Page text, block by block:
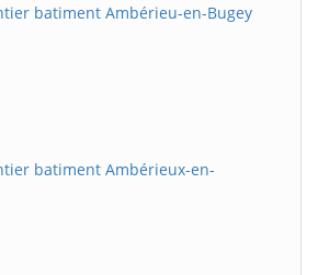
batiment Ambérieu-en-Bugey
batiment Ambérieux-en-